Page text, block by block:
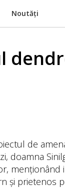
Noutăți
de
doamna
menționând
și prietenos